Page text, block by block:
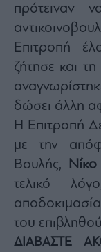
Fashion
Art
Watches
Yachts
Table
For
Two
Μετοχές
Αγορές
Trader's
book
πρότειναν
Επιτροπή
ζήτησε και
δώσει άλλη
Η Επιτροπή
με την
Βουλής,
τελικό
του
ΔΙΑΒΑΣΤΕ